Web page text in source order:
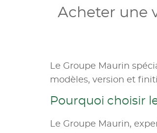
Acheter une
Le Groupe Maurin
modèles, version et
Pourquoi choisir
Le Groupe Maurin,